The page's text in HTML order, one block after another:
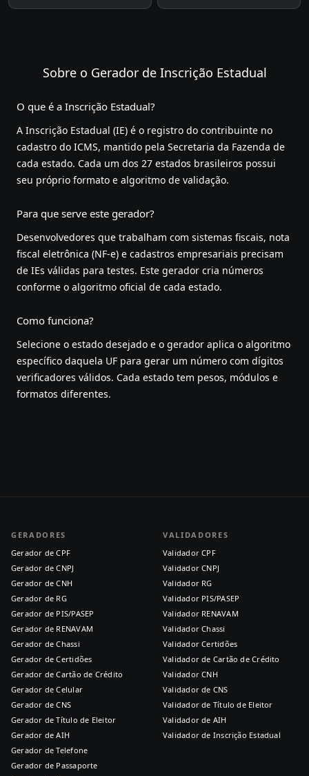
Sobre o Gerador de Inscrição Estadual
O que é a Inscrição Estadual?
A Inscrição Estadual (IE) é o registro do contribuinte no
cadastro do ICMS, mantido pela Secretaria da Fazenda de
cada estado. Cada um dos 27 estados brasileiros possui
seu próprio formato e algoritmo de validação.
Para que serve este gerador?
Desenvolvedores que trabalham com sistemas fiscais, nota
fiscal eletrônica (NF-e) e cadastros empresariais precisam
de IEs válidas para testes. Este gerador cria números
conforme o algoritmo oficial de cada estado.
Como funciona?
Selecione o estado desejado e o gerador aplica o algoritmo
específico daquela UF para gerar um número com dígitos
verificadores válidos. Cada estado tem pesos, módulos e
formatos diferentes.
GERADORES
Gerador de CPF
Gerador de CNPJ
Gerador de CNH
Gerador de RG
Gerador de PIS/PASEP
Gerador de RENAVAM
Gerador de Chassi
Gerador de Certidões
Gerador de Cartão de Crédito
Gerador de Celular
Gerador de CNS
Gerador de Título de Eleitor
Gerador de AIH
Gerador de Telefone
Gerador de Passaporte
VALIDADORES
Validador CPF
Validador CNPJ
Validador RG
Validador PIS/PASEP
Validador RENAVAM
Validador Chassi
Validador Certidões
Validador de Cartão de Crédito
Validador CNH
Validador de CNS
Validador de Título de Eleitor
Validador de AIH
Validador de Inscrição Estadual